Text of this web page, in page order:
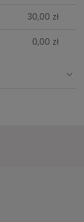
30,00 zł
0,00 zł